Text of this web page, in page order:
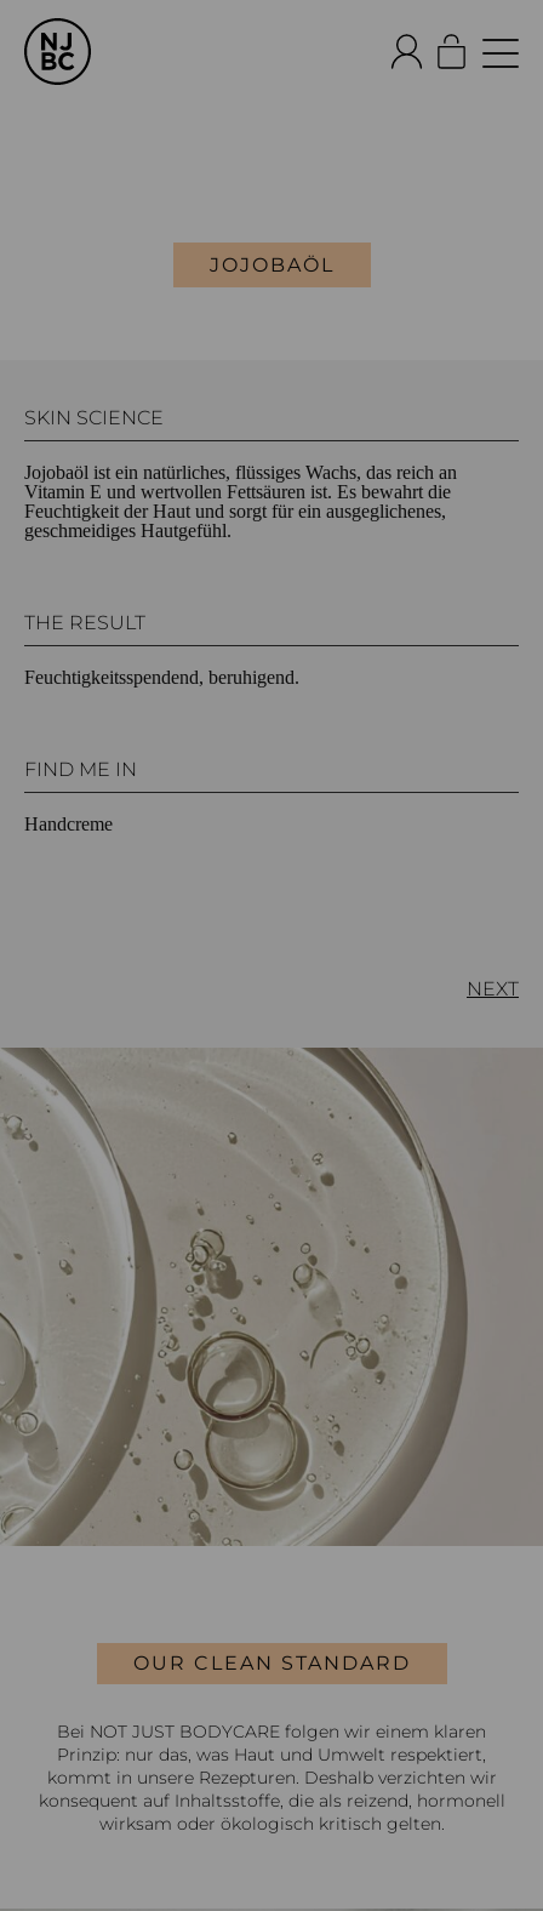
JOJOBAÖL
SKIN SCIENCE
Jojobaöl ist ein natürliches, flüssiges Wachs, das reich an
Vitamin E und wertvollen Fettsäuren ist. Es bewahrt die
Feuchtigkeit der Haut und sorgt für ein ausgeglichenes,
geschmeidiges Hautgefühl.
THE RESULT
Feuchtigkeitsspendend, beruhigend.
FIND ME IN
Handcreme
NEXT
OUR CLEAN STANDARD
Bei NOT JUST BODYCARE folgen wir einem klaren
Prinzip: nur das, was Haut und Umwelt respektiert,
kommt in unsere Rezepturen. Deshalb verzichten wir
konsequent auf Inhaltsstoffe, die als reizend, hormonell
wirksam oder ökologisch kritisch gelten.